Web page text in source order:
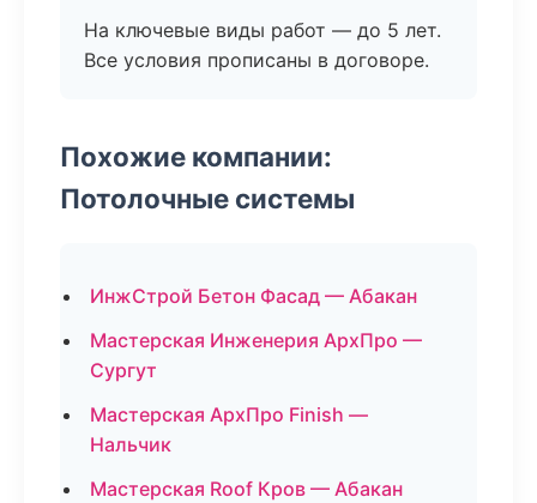
На ключевые виды работ — до 5 лет.
Все условия прописаны в договоре.
Похожие компании:
Потолочные системы
ИнжСтрой Бетон Фасад — Абакан
Мастерская Инженерия АрхПро —
Сургут
Мастерская АрхПро Finish —
Нальчик
Мастерская Roof Кров — Абакан